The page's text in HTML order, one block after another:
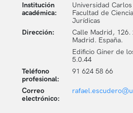
Institución
académica:
Universidad
Facultad de
Jurídicas
Dirección:
Calle Madrid, 126.
Madrid. España.
Edificio Giner de
5.0.44
Teléfono
profesional:
91 624 58 66
Correo
electrónico: